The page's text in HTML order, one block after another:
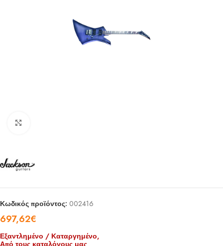
Κωδικός προϊόντος: 002416
697,62€
Εξαντλημένο / Καταργημένο,